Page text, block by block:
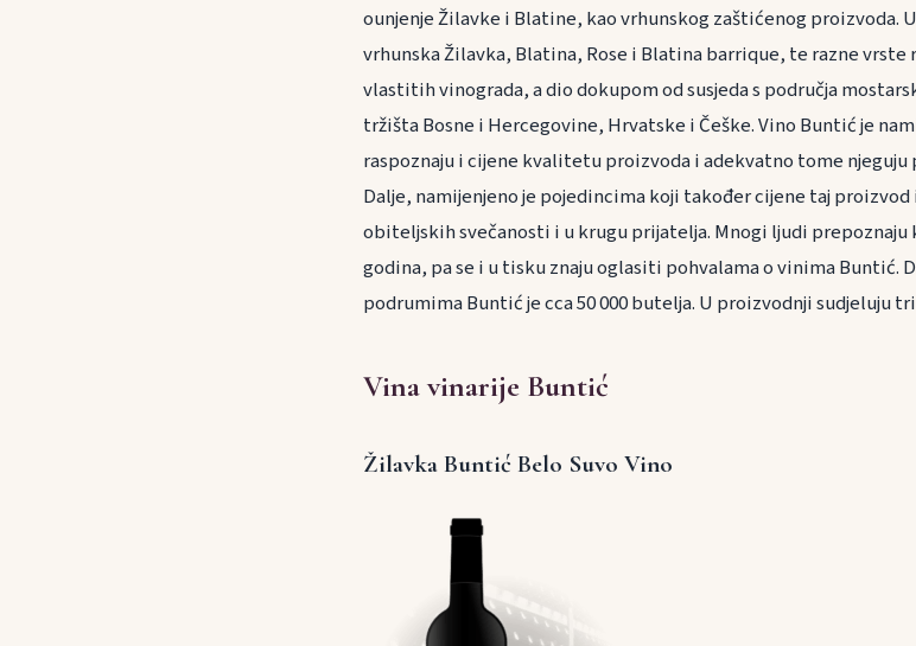
ounjenje Žilavke i Blatine, kao vrhunskog zaštićenog proizvoda.
vrhunska Žilavka, Blatina, Rose i Blatina barrique, te razne vrste
vlastitih vinograda, a dio dokupom od susjeda s područja
tržišta Bosne i Hercegovine, Hrvatske i Češke. Vino Buntić je
raspoznaju i cijene kvalitetu proizvoda i adekvatno tome
Dalje, namijenjeno je pojedincima koji također cijene taj
obiteljskih svečanosti i u krugu prijatelja. Mnogi ljudi
godina, pa se i u tisku znaju oglasiti pohvalama o vinima Buntić.
podrumima Buntić je cca 50 000 butelja. U proizvodnji sudjeluju
Vina vinarije Buntić
Žilavka Buntić Belo Suvo Vino